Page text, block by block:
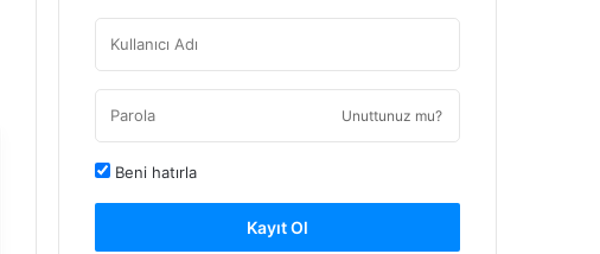
Unuttunuz mu?
Beni hatırla
Kayıt Ol